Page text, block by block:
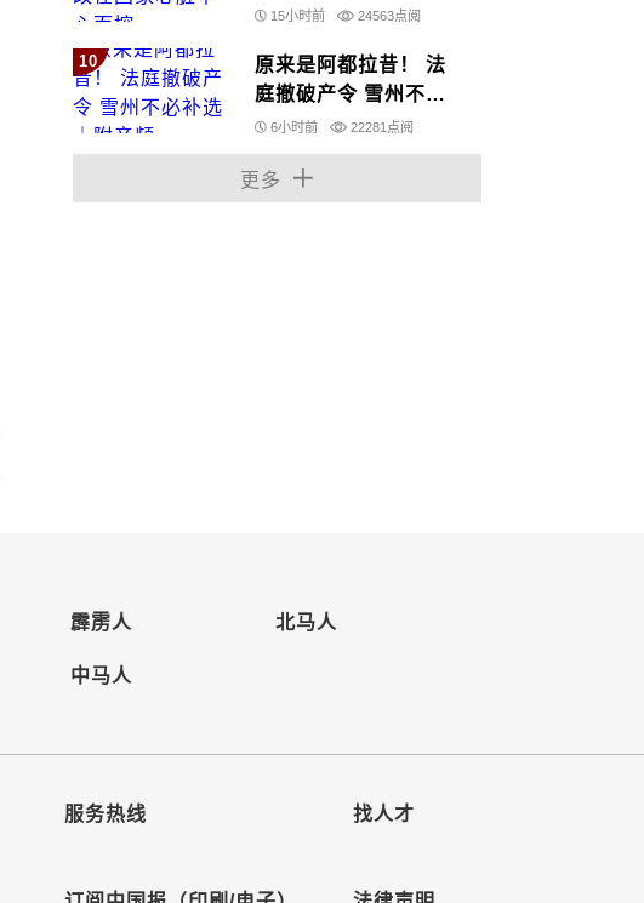
中心面控
15小时前 24563点阅
10
原来是阿都拉昔！ 法
庭撤破产令 雪州不必
补选｜附音频
6小时前 22281点阅
更多
霹雳人
中马人
北马人
服务热线 找人才